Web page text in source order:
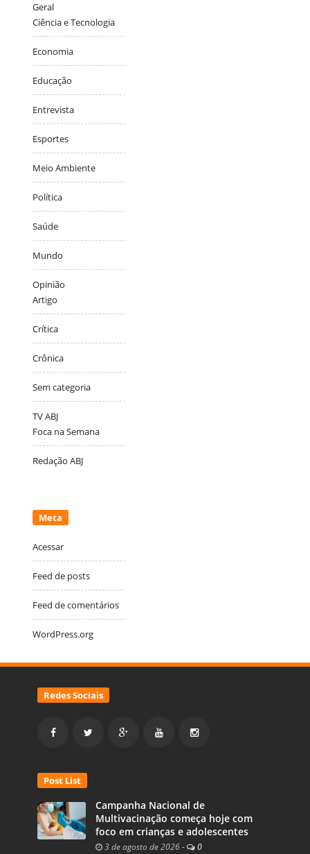
Geral
Ciência e Tecnologia
Economia
Educação
Entrevista
Esportes
Meio Ambiente
Política
Saúde
Mundo
Opinião
Artigo
Crítica
Crônica
Sem categoria
TV ABJ
Foca na Semana
Redação ABJ
Meta
Acessar
Feed de posts
Feed de comentários
WordPress.org
Redes Sociais
Post List
Campanha Nacional de
Multivacinação começa hoje com
foco em crianças e adolescentes
3 de agosto de 2026 - 0